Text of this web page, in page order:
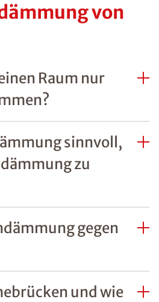
von
Raum nur
sinnvoll,
zu
gegen
und wie